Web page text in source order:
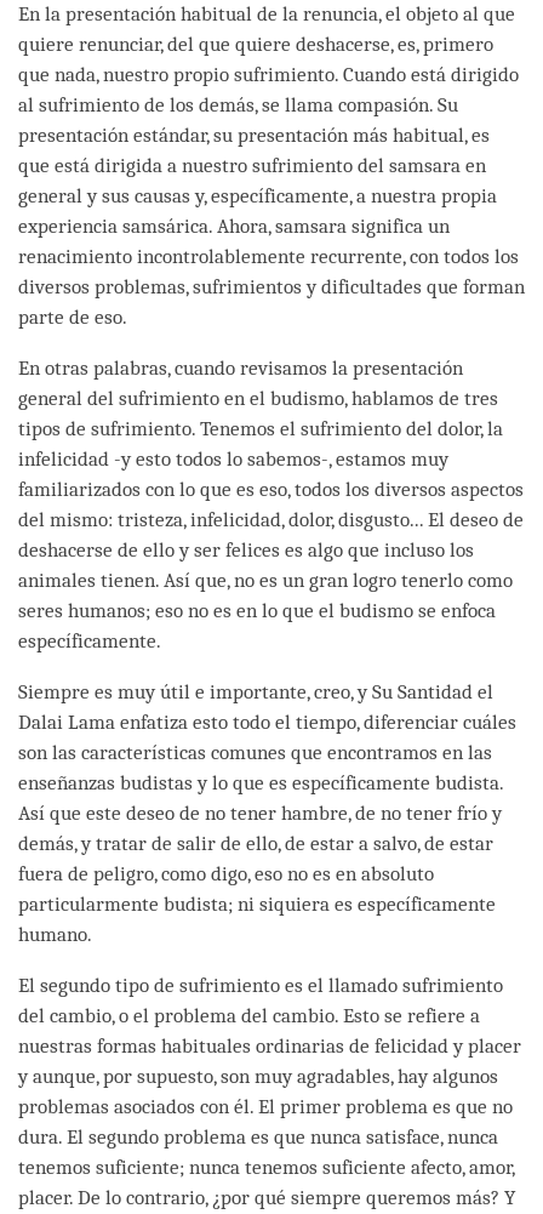
En la presentación habitual de la renuncia, el objeto al que
quiere renunciar, del que quiere deshacerse, es, primero
que nada, nuestro propio sufrimiento. Cuando está dirigido
al sufrimiento de los demás, se llama compasión. Su
presentación estándar, su presentación más habitual, es
que está dirigida a nuestro sufrimiento del samsara en
general y sus causas y, específicamente, a nuestra propia
experiencia samsárica. Ahora, samsara significa un
renacimiento incontrolablemente recurrente, con todos los
diversos problemas, sufrimientos y dificultades que forman
parte de eso.
En otras palabras, cuando revisamos la presentación
general del sufrimiento en el budismo, hablamos de tres
tipos de sufrimiento. Tenemos el sufrimiento del dolor, la
infelicidad -y esto todos lo sabemos-, estamos muy
familiarizados con lo que es eso, todos los diversos aspectos
del mismo: tristeza, infelicidad, dolor, disgusto... El deseo de
deshacerse de ello y ser felices es algo que incluso los
animales tienen. Así que, no es un gran logro tenerlo como
seres humanos; eso no es en lo que el budismo se enfoca
específicamente.
Siempre es muy útil e importante, creo, y Su Santidad el
Dalai Lama enfatiza esto todo el tiempo, diferenciar cuáles
son las características comunes que encontramos en las
enseñanzas budistas y lo que es específicamente budista.
Así que este deseo de no tener hambre, de no tener frío y
demás, y tratar de salir de ello, de estar a salvo, de estar
fuera de peligro, como digo, eso no es en absoluto
particularmente budista; ni siquiera es específicamente
humano.
El segundo tipo de sufrimiento es el llamado sufrimiento
del cambio, o el problema del cambio. Esto se refiere a
nuestras formas habituales ordinarias de felicidad y placer
y aunque, por supuesto, son muy agradables, hay algunos
problemas asociados con él. El primer problema es que no
dura. El segundo problema es que nunca satisface, nunca
tenemos suficiente; nunca tenemos suficiente afecto, amor,
placer. De lo contrario, ¿por qué siempre queremos más? Y